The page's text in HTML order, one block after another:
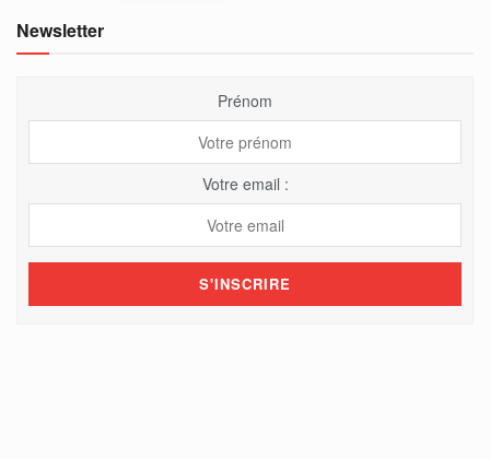
Newsletter
Prénom
Votre email :